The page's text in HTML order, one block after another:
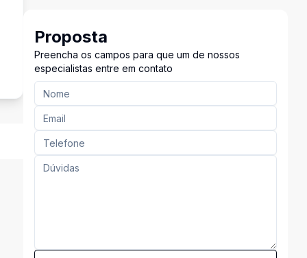
Proposta
Preencha os campos para que um de nossos
especialistas entre em contato